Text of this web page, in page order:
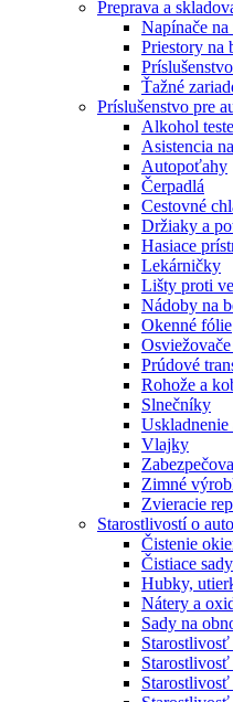
Preprava a
Napínače
Priestory na
Ťažné
Príslušenstvo pre
Alkohol
Asistencia
Autopoťahy
Čerpadlá
Cestovné
Držiaky a
Hasiace
Lekárničky
Lišty proti
Nádoby na
Okenné fólie
Prúdové
Rohože a
Slnečníky
Uskladnenie
Vlajky
Zimné
Zvieracie
Starostlivostí o
Čistenie
Čistiace sady
Hubky,
Nátery a
Sady na